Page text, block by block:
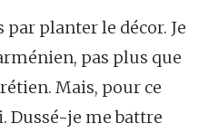
planter le décor. Je
pas plus que
Mais, pour ce
Dussé-je me battre